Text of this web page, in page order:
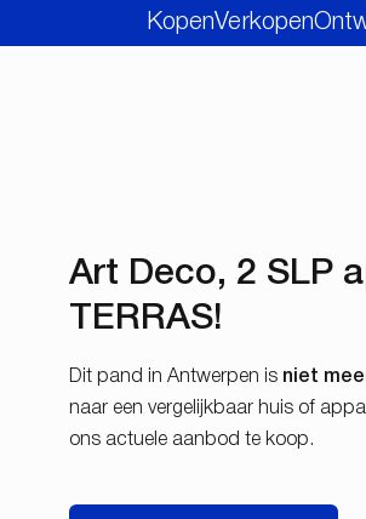
KopenVerkopen
Art Deco, 2 SLP
TERRAS!
Dit pand in Antwerpen is niet
naar een vergelijkbaar huis of
ons actuele aanbod te koop.